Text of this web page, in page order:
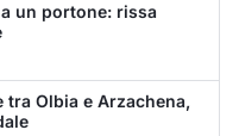
un portone: rissa
Olbia e Arzachena,